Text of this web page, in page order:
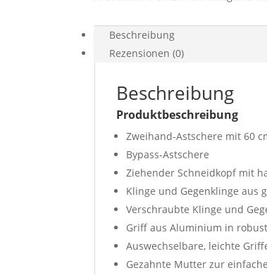
Beschreibung
Rezensionen (0)
Beschreibung
Produktbeschreibung
Zweihand-Astschere mit 60
Bypass-Astschere
Ziehender Schneidkopf mit
Klinge und Gegenklinge aus
Verschraubte Klinge und
Griff aus Aluminium in
Auswechselbare, leichte
Gezahnte Mutter zur